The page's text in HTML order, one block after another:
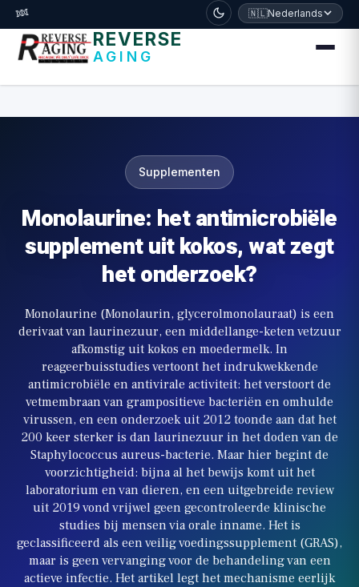
דלג לתוכן הראשי
🧬 🇳🇱Nederlands
REVERSE
AGING
Supplementen
Monolaurine: het antimicrobiële
supplement uit kokos, wat zegt
het onderzoek?
Monolaurine (Monolaurin, glycerolmonolauraat) is een
derivaat van laurinezuur, een middellange-keten vetzuur
afkomstig uit kokos en moedermelk. In
reageerbuisstudies vertoont het indrukwekkende
antimicrobiële en antivirale activiteit: het verstoort de
vetmembraan van grampositieve bacteriën en omhulde
virussen, en een onderzoek uit 2012 toonde aan dat het
200 keer sterker is dan laurinezuur in het doden van de
Staphylococcus aureus-bacterie. Maar hier begint de
voorzichtigheid: bijna al het bewijs komt uit het
laboratorium en van dieren, en een uitgebreide review
uit 2019 vond vrijwel geen gecontroleerde klinische
studies bij mensen via orale inname. Het is
geclassificeerd als een veilig voedingssupplement (GRAS),
maar is geen vervanging voor de behandeling van een
actieve infectie. Het artikel legt het mechanisme eerlijk